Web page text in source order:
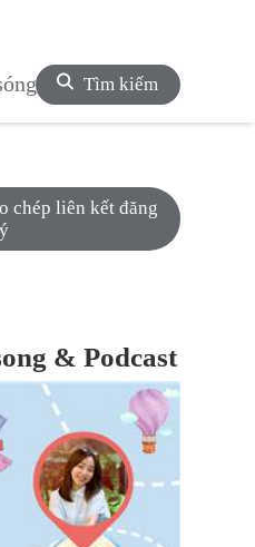
chươngTìm kiếm
chép liên kết đăng
& Podcast